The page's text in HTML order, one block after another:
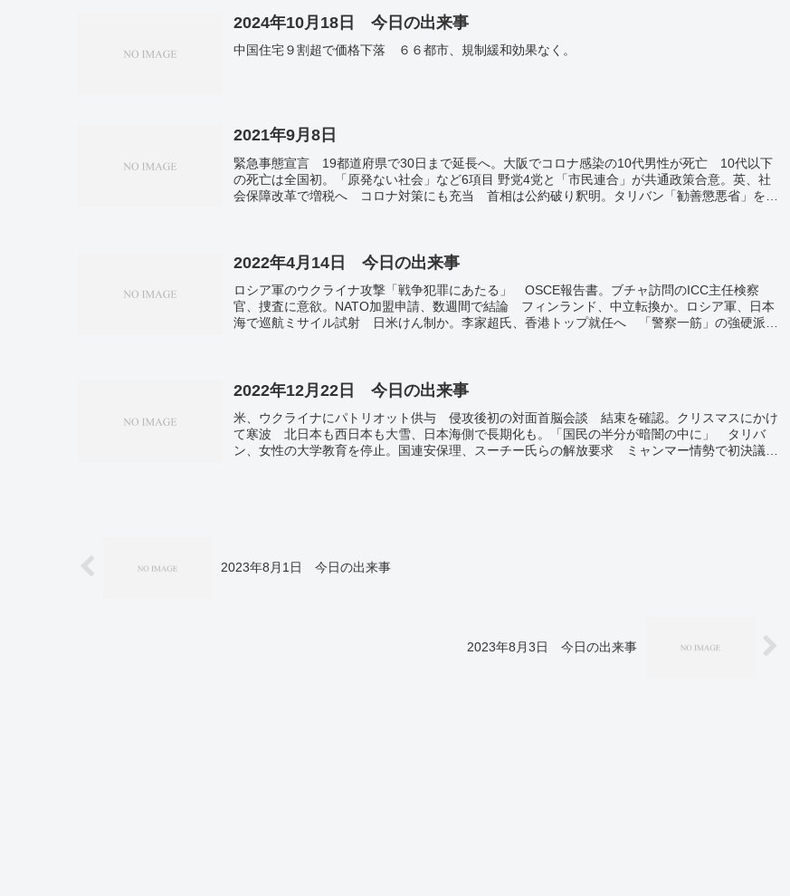
2024年10月18日 今日の出来事
中国住宅９割超で価格下落 ６６都市、規制緩和効果なく。
2021年9月8日
緊急事態宣言 19都道府県で30日まで延長へ。大阪でコロナ感染の10代男性が死亡 10代以下
の死亡は全国初。「原発ない社会」など6項目 野党4党と「市民連合」が共通政策合意。英、社
会保障改革で増税へ コロナ対策にも充当 首相は公約破り釈明。タリバン「勧善懲悪省」を復
か パソコンなどを換金。
2022年4月14日 今日の出来事
ロシア軍のウクライナ攻撃「戦争犯罪にあたる」 OSCE報告書。ブチャ訪問のICC主任検察
官、捜査に意欲。NATO加盟申請、数週間で結論 フィンランド、中立転換か。ロシア軍、日本
海で巡航ミサイル試射 日米けん制か。李家超氏、香港トップ就任へ 「警察一筋」の強硬派、
ラム8806円 3日連続で過去最高額を更新。
2022年12月22日 今日の出来事
米、ウクライナにパトリオット供与 侵攻後初の対面首脳会談 結束を確認。クリスマスにかけ
て寒波 北日本も西日本も大雪、日本海側で長期化も。「国民の半分が暗闇の中に」 タリバ
ン、女性の大学教育を停止。国連安保理、スーチー氏らの解放要求 ミャンマー情勢で初決議。
2023年8月1日 今日の出来事
2023年8月3日 今日の出来事